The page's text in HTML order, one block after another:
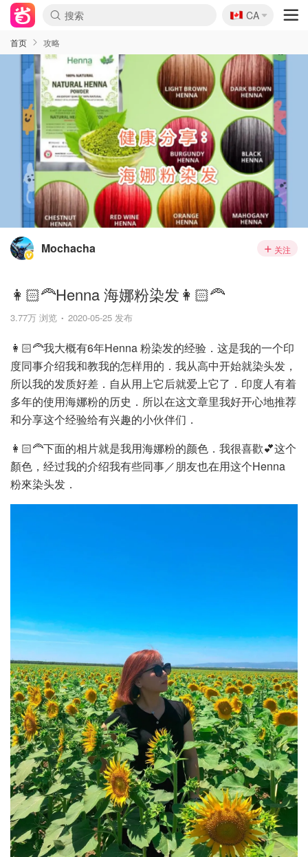
🇨🇦
CA
首页 攻略
Mochacha 关注
👩🏻‍🦰Henna 海娜粉染发👩🏻‍🦰
3.77万 浏览 2020-05-25 发布
👩🏻‍🦰我大概有6年Henna 粉染发的经验．这是我的一个印
度同事介绍我和教我的怎样用的．我从高中开始就染头发，
所以我的发质好差．自从用上它后就爱上它了．印度人有着
多年的使用海娜粉的历史．所以在这文章里我好开心地推荐
和分享这个经验给有兴趣的小伙伴们．
👩🏻‍🦰下面的相片就是我用海娜粉的颜色．我很喜歡💕这个
顏色，经过我的介绍我有些同事／朋友也在用这个Henna
粉來染头发．